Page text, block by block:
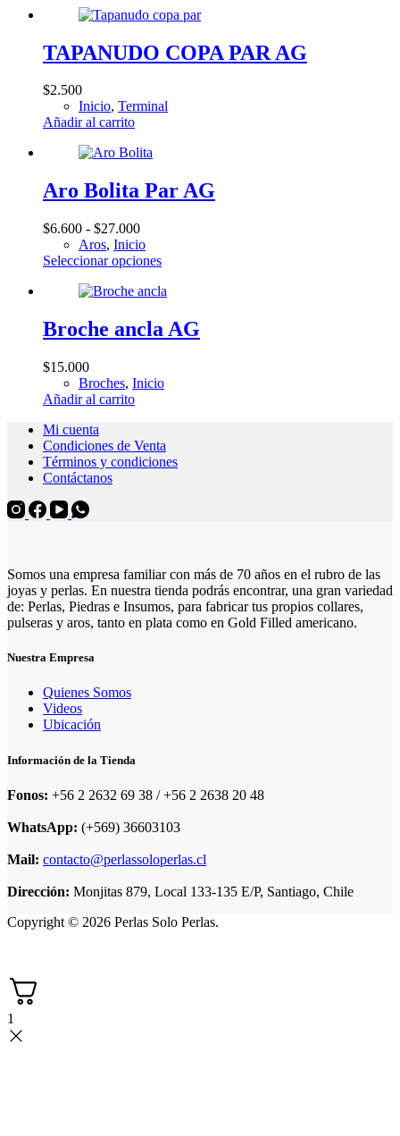
TAPANUDO COPA PAR AG
$2.500
Inicio, Terminal
Añadir al carrito
Aro Bolita Par AG
$6.600 - $27.000Rango
de
precios:
$6.600
$27.000
Aros, Inicio
Seleccionar opcionesEste
tiene
variantes.
Las
pueden
página
de
Broche ancla AG
$15.000
Broches, Inicio
Añadir al carrito
Mi cuenta
Condiciones de Venta
Términos y condiciones
Contáctanos
Somos una empresa familiar con más de 70 años en el rubro de las
joyas y perlas. En nuestra tienda podrás encontrar, una gran variedad
de: Perlas, Piedras e Insumos, para fabricar tus propios collares,
pulseras y aros, tanto en plata como en Gold Filled americano.
Nuestra Empresa
Quienes Somos
Videos
Ubicación
Información de la Tienda
Fonos: +56 2 2632 69 38 / +56 2 2638 20 48
WhatsApp: (+569) 36603103
Mail: contacto@perlassoloperlas.cl
Dirección: Monjitas 879, Local 133-135 E/P, Santiago, Chile
Copyright © 2026 Perlas Solo Perlas.
1